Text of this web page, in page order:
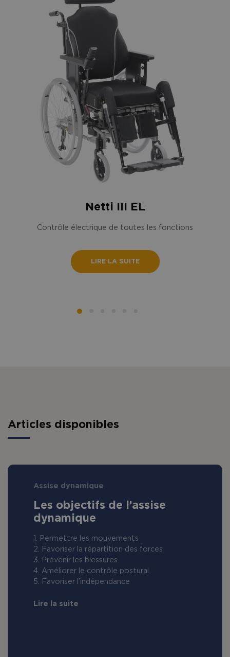
Netti III EL
Contrôle électrique de toutes les fonctions
LIRE LA SUITE
Articles disponibles
Assise dynamique
Les objectifs de l’assise
dynamique
1. Permettre les mouvements
2. Favoriser la répartition des forces
3. Prévenir les blessures
4. Améliorer le contrôle postural
5. Favoriser l’indépendance
Lire la suite